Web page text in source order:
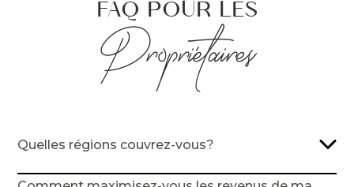
FAQ POUR LES
Propriétaires
Quelles régions couvrez-vous?
Nous gérons des propriétés dans certaines